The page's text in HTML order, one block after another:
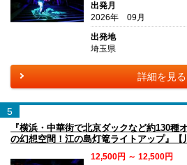
出発月
2026年 09月
出発地
埼玉県
詳細を見る
5
『横浜・中華街で北京ダックなど約130
の幻想空間！江の島灯篭ライトアップ』【
12,500円 ～ 12,500円